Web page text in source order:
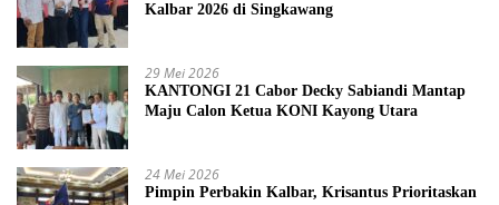
Kalbar 2026 di Singkawang
29 Mei 2026
KANTONGI 21 Cabor Decky Sabiandi Mantap
Maju Calon Ketua KONI Kayong Utara
24 Mei 2026
Pimpin Perbakin Kalbar, Krisantus Prioritaskan